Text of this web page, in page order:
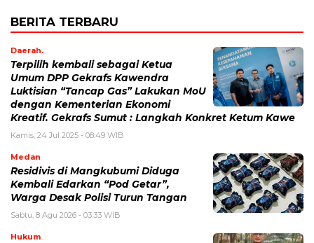
BERITA TERBARU
Daerah.
Terpilih kembali sebagai Ketua
Umum DPP Gekrafs Kawendra
Luktisian “Tancap Gas” Lakukan MoU
dengan Kementerian Ekonomi
Kreatif. Gekrafs Sumut : Langkah Konkret Ketum Kawe
Kamis, 24 Jul 2025 - 08:49 WIB
Medan
Residivis di Mangkubumi Diduga
Kembali Edarkan “Pod Getar”,
Warga Desak Polisi Turun Tangan
Sabtu, 8 Agu 2026 - 03:33 WIB
Hukum